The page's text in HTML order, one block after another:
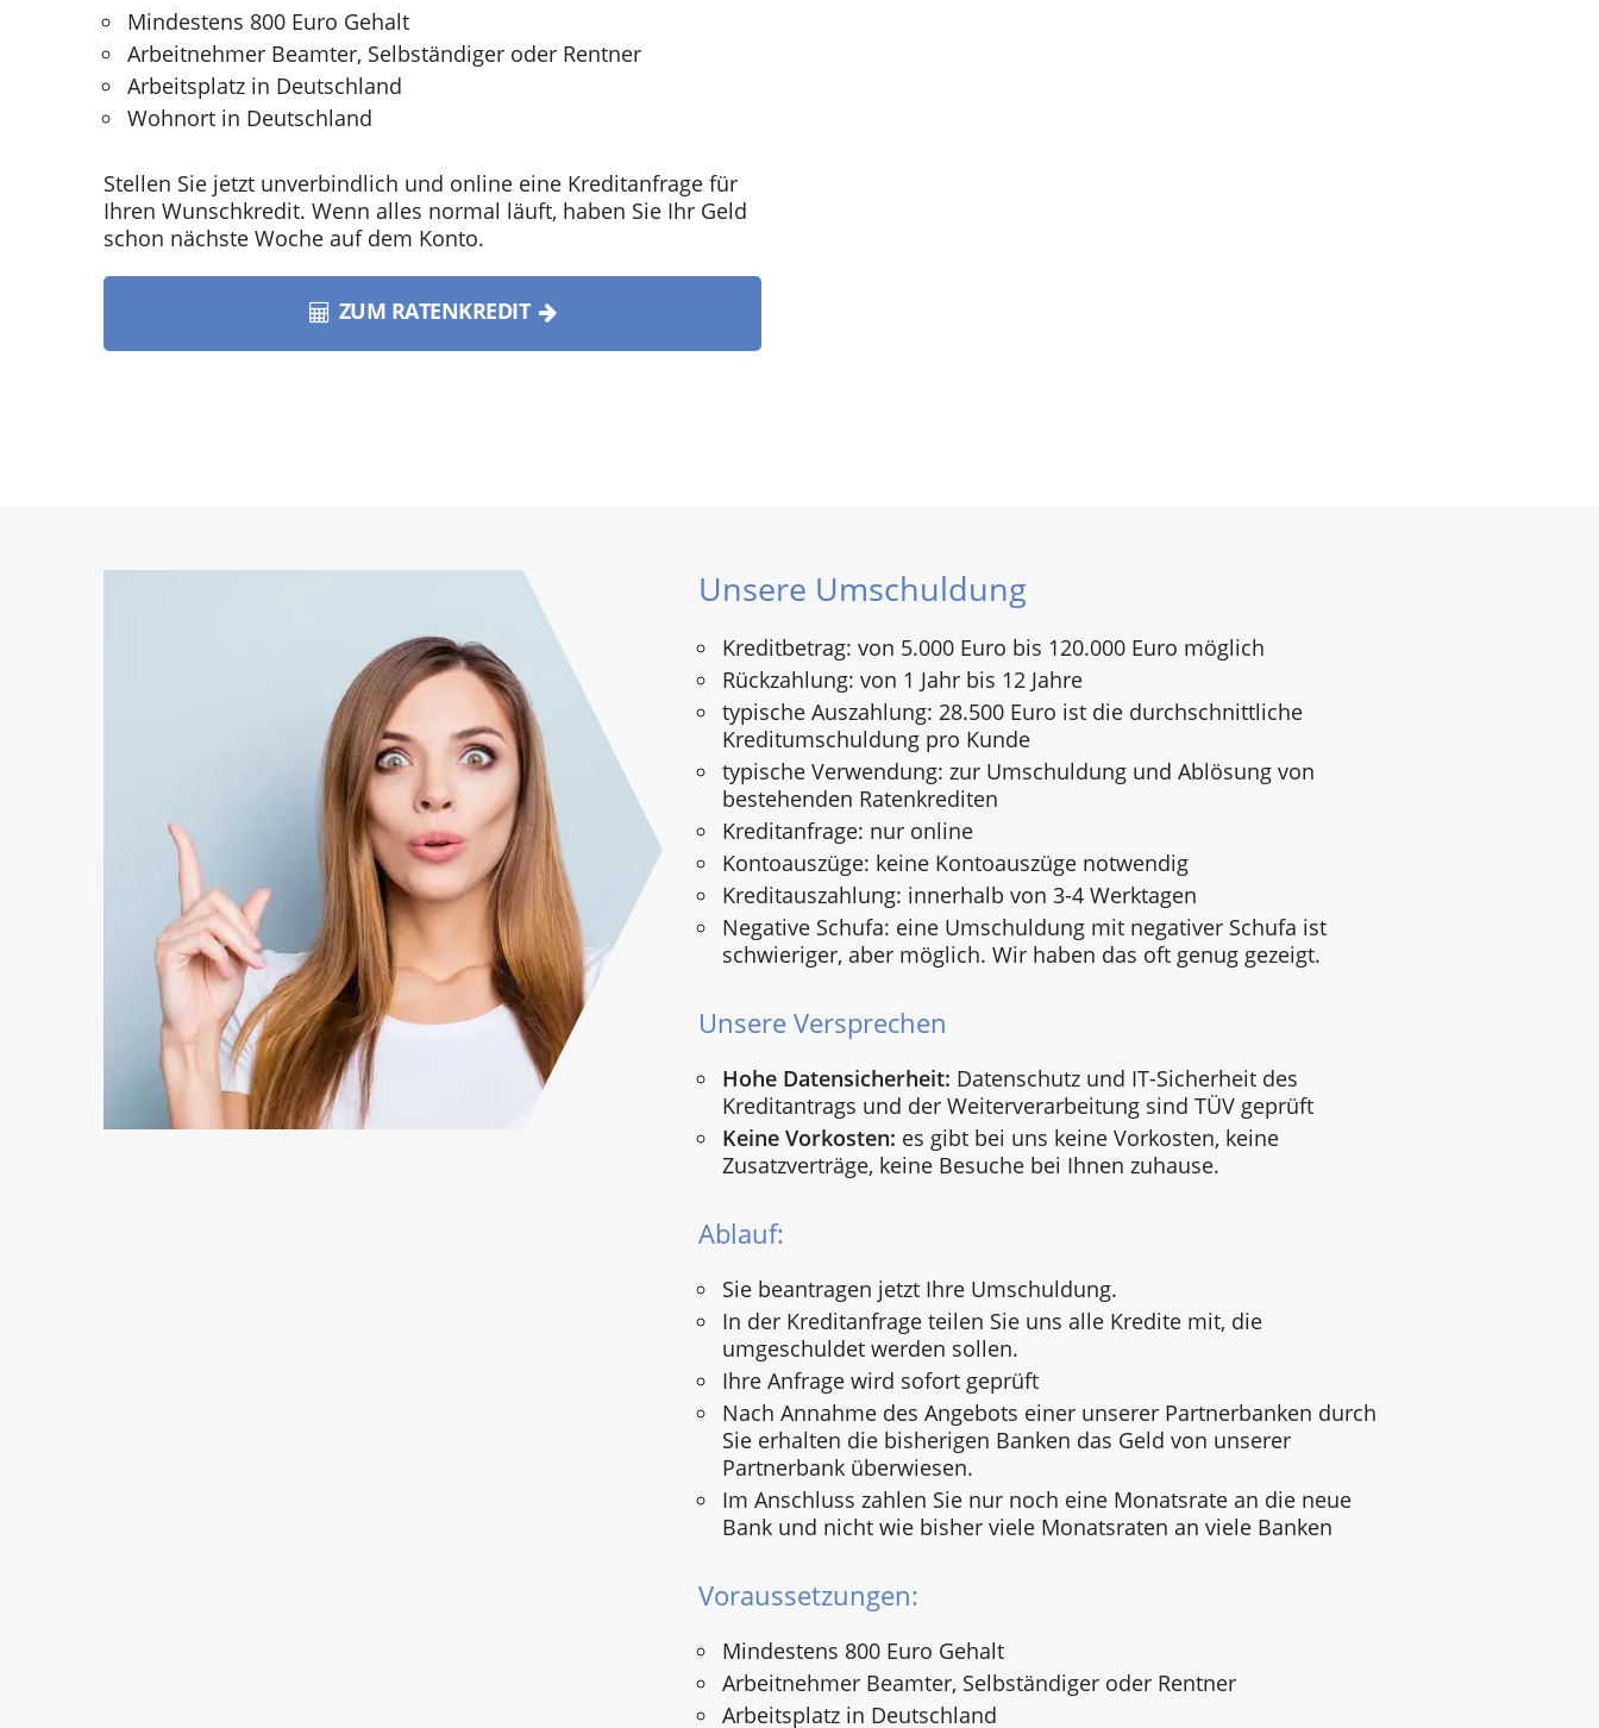
Mindestens 800 Euro Gehalt
Arbeitnehmer Beamter, Selbständiger oder Rentner
Arbeitsplatz in Deutschland
Wohnort in Deutschland
Stellen Sie jetzt unverbindlich und online eine Kreditanfrage für
Ihren Wunschkredit. Wenn alles normal läuft, haben Sie Ihr Geld
schon nächste Woche auf dem Konto.
ZUM RATENKREDIT
Unsere Umschuldung
Kreditbetrag: von 5.000 Euro bis 120.000 Euro möglich
Rückzahlung: von 1 Jahr bis 12 Jahre
typische Auszahlung: 28.500 Euro ist die durchschnittliche
Kreditumschuldung pro Kunde
typische Verwendung: zur Umschuldung und Ablösung von
bestehenden Ratenkrediten
Kreditanfrage: nur online
Kontoauszüge: keine Kontoauszüge notwendig
Kreditauszahlung: innerhalb von 3-4 Werktagen
Negative Schufa: eine Umschuldung mit negativer Schufa ist
schwieriger, aber möglich. Wir haben das oft genug gezeigt.
Unsere Versprechen
Hohe Datensicherheit: Datenschutz und IT-Sicherheit des
Kreditantrags und der Weiterverarbeitung sind TÜV geprüft
Keine Vorkosten: es gibt bei uns keine Vorkosten, keine
Zusatzverträge, keine Besuche bei Ihnen zuhause.
Ablauf:
Sie beantragen jetzt Ihre Umschuldung.
In der Kreditanfrage teilen Sie uns alle Kredite mit, die
umgeschuldet werden sollen.
Ihre Anfrage wird sofort geprüft
Nach Annahme des Angebots einer unserer Partnerbanken durch
Sie erhalten die bisherigen Banken das Geld von unserer
Partnerbank überwiesen.
Im Anschluss zahlen Sie nur noch eine Monatsrate an die neue
Bank und nicht wie bisher viele Monatsraten an viele Banken
Voraussetzungen:
Mindestens 800 Euro Gehalt
Arbeitnehmer Beamter, Selbständiger oder Rentner
Arbeitsplatz in Deutschland